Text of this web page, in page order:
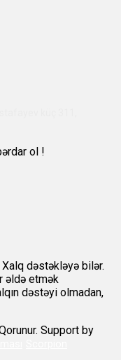
ol !
dəstəkləyə bilər.
əldə etmək
dəstəyi olmadan,
Support by